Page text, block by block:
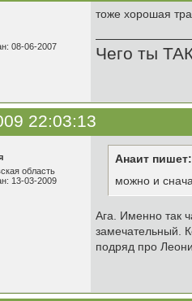
08-06-2007
тоже хорошая
Чего ты
22:03:13
область
13-03-2009
Анаит пишет:
можно и
Ага. Именно так
замечательный.
подряд про